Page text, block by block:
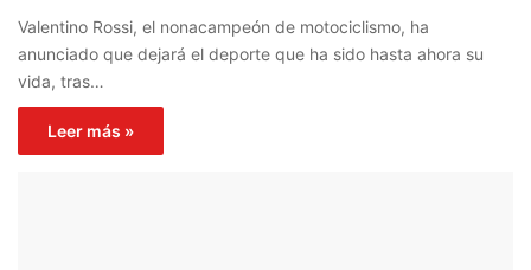
Valentino Rossi, el nonacampeón de motociclismo, ha
anunciado que dejará el deporte que ha sido hasta ahora su
vida, tras…
Leer más »